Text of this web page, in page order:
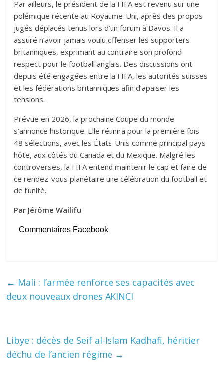
Par ailleurs, le président de la FIFA est revenu sur une
polémique récente au Royaume-Uni, après des propos
jugés déplacés tenus lors d’un forum à Davos. Il a
assuré n’avoir jamais voulu offenser les supporters
britanniques, exprimant au contraire son profond
respect pour le football anglais. Des discussions ont
depuis été engagées entre la FIFA, les autorités suisses
et les fédérations britanniques afin d’apaiser les
tensions.
Prévue en 2026, la prochaine Coupe du monde
s’annonce historique. Elle réunira pour la première fois
48 sélections, avec les États-Unis comme principal pays
hôte, aux côtés du Canada et du Mexique. Malgré les
controverses, la FIFA entend maintenir le cap et faire de
ce rendez-vous planétaire une célébration du football et
de l’unité.
Par Jérôme Wailifu
Commentaires Facebook
← Mali : l’armée renforce ses capacités avec
deux nouveaux drones AKINCI
Libye : décès de Seif al-Islam Kadhafi, héritier
déchu de l’ancien régime →